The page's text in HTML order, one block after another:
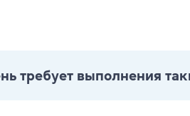
требует выполнения